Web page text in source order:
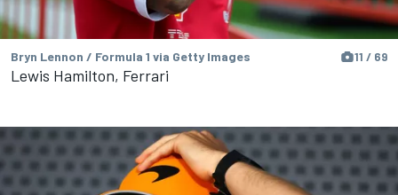
Bryn Lennon / Formula 1 via Getty Images 11 / 69
Lewis Hamilton, Ferrari